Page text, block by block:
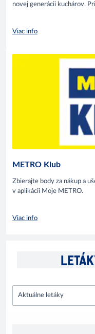
novej generácii kuchárov.
Viac info
METRO Klub
Zbierajte body za nákup a
v aplikácii Moje METRO.
Viac info